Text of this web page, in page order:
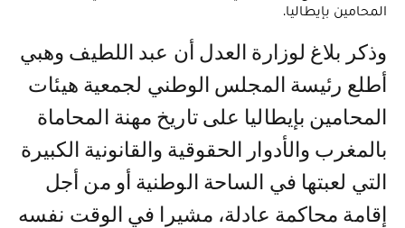
المحامين بإيطاليا.
وذكر بلاغ لوزارة العدل أن عبد اللطيف وهبي
أطلع رئيسة المجلس الوطني لجمعية هيئات
المحامين بإيطاليا على تاريخ مهنة المحاماة
بالمغرب والأدوار الحقوقية والقانونية الكبيرة
التي لعبتها في الساحة الوطنية أو من أجل
إقامة محاكمة عادلة، مشيرا في الوقت نفسه